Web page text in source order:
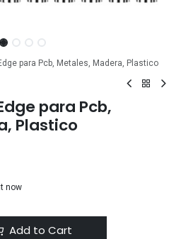
para Pcb, Metales, Madera, Plastico
para Pcb,
Plastico
now
Add to Cart